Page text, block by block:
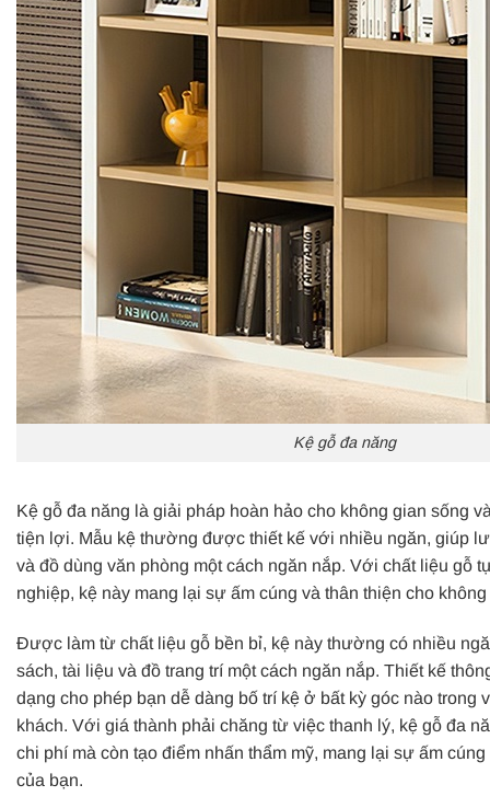
Kệ gỗ đa năng
Kệ gỗ đa năng là giải pháp hoàn hảo cho không gian sống
tiện lợi. Mẫu kệ thường được thiết kế với nhiều ngăn, giúp
và đồ dùng văn phòng một cách ngăn nắp. Với chất liệu gỗ
nghiệp, kệ này mang lại sự ấm cúng và thân thiện cho
Được làm từ chất liệu gỗ bền bỉ, kệ này thường có nhiều
sách, tài liệu và đồ trang trí một cách ngăn nắp. Thiết kế
dạng cho phép bạn dễ dàng bố trí kệ ở bất kỳ góc nào trong
khách. Với giá thành phải chăng từ việc thanh lý, kệ gỗ đa
chi phí mà còn tạo điểm nhấn thẩm mỹ, mang lại sự ấm
của bạn.